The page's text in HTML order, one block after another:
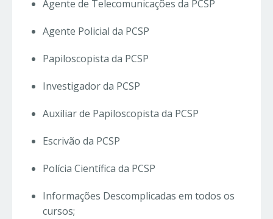
Agente de Telecomunicações da PCSP
Agente Policial da PCSP
Papiloscopista da PCSP
Investigador da PCSP
Auxiliar de Papiloscopista da PCSP
Escrivão da PCSP
Polícia Científica da PCSP
Informações Descomplicadas em todos os
cursos;